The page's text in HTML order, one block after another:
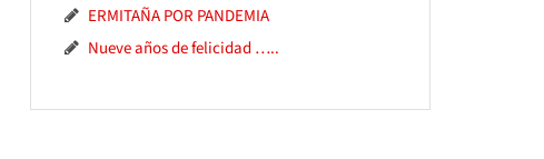
ERMITAÑA POR PANDEMIA
Nueve años de felicidad …..